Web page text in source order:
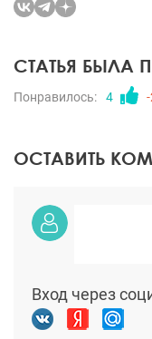
СТАТЬЯ БЫЛА
Понравилось: 4
ОСТАВИТЬ
Вход через